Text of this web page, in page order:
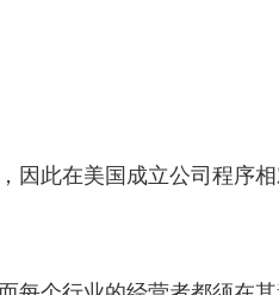
因此在美国成立公司程序